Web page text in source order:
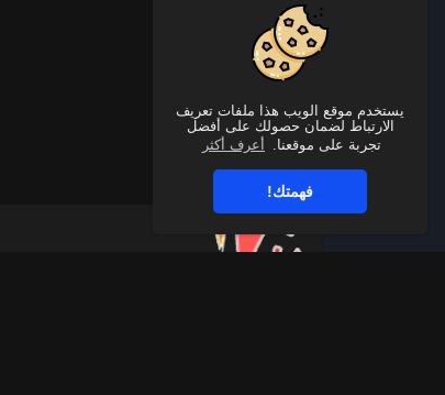
يستخدم موقع الويب هذا ملفات تعريف
الارتباط لضمان حصولك على أفضل
تجربة على موقعنا.
أعرف أكثر
فهمتك!